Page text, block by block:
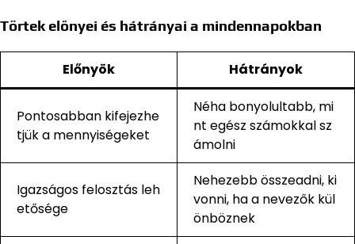
Törtek előnyei és hátrányai a mindennapokban
Előnyök Hátrányok
Pontosabban kifejezhe
tjük a mennyiségeket
Néha bonyolultabb, mi
nt egész számokkal sz
ámolni
Igazságos felosztás leh
etősége
Nehezebb összeadni, ki
vonni, ha a nevezők kül
önböznek